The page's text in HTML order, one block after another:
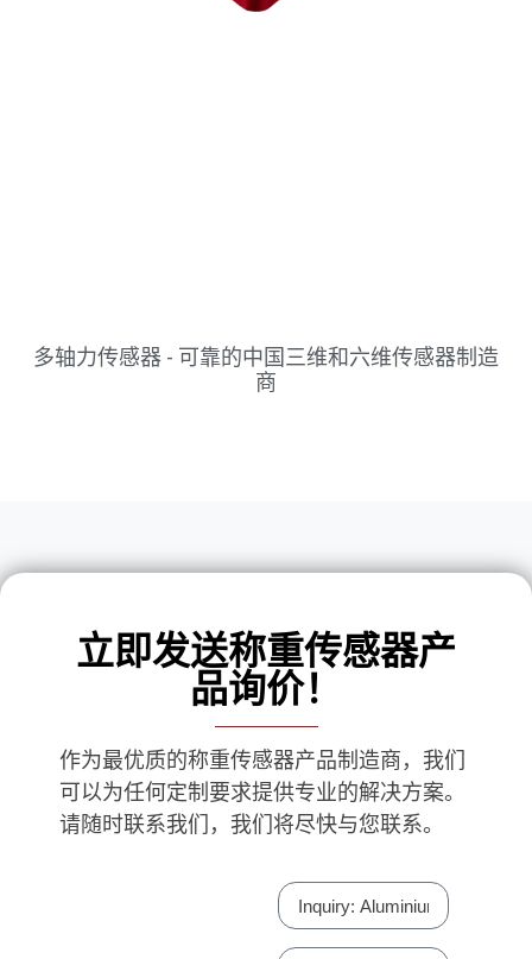
多轴力传感器 - 可靠的中国三维和六维传感器制造
商
立即发送称重传感器产
品询价！
作为最优质的称重传感器产品制造商，我们
可以为任何定制要求提供专业的解决方案。
请随时联系我们，我们将尽快与您联系。